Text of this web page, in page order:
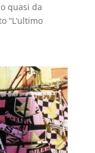
quasi da
“L’ultimo